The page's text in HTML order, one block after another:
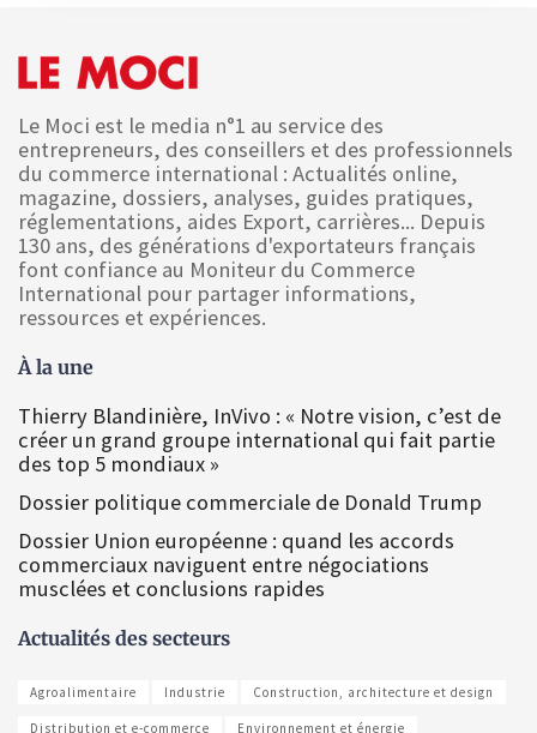
Le Moci est le media n°1 au service des
entrepreneurs, des conseillers et des professionnels
du commerce international : Actualités online,
magazine, dossiers, analyses, guides pratiques,
réglementations, aides Export, carrières... Depuis
130 ans, des générations d'exportateurs français
font confiance au Moniteur du Commerce
International pour partager informations,
ressources et expériences.
À la une
Thierry Blandinière, InVivo : « Notre vision, c’est de
créer un grand groupe international qui fait partie
des top 5 mondiaux »
Dossier politique commerciale de Donald Trump
Dossier Union européenne : quand les accords
commerciaux naviguent entre négociations
musclées et conclusions rapides
Actualités des secteurs
Agroalimentaire Industrie Construction, architecture et design
Distribution et e-commerce Environnement et énergie